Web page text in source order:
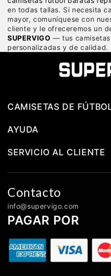
en todas tallas. Si necesita
mayor, comuníquese con
cliente y le ofreceremos un
SUPERVIGO — tus
personalizadas y de calidad.
CAMISETAS DE
AYUDA
SERVICIO AL CLIENTE
Contacto
info@supervigo.com
PAGAR POR